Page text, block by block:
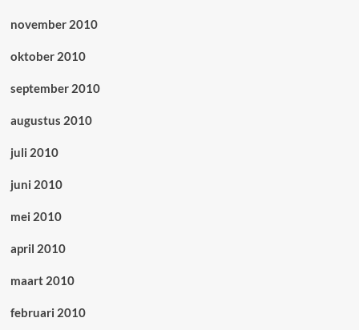
november 2010
oktober 2010
september 2010
augustus 2010
juli 2010
juni 2010
mei 2010
april 2010
maart 2010
februari 2010